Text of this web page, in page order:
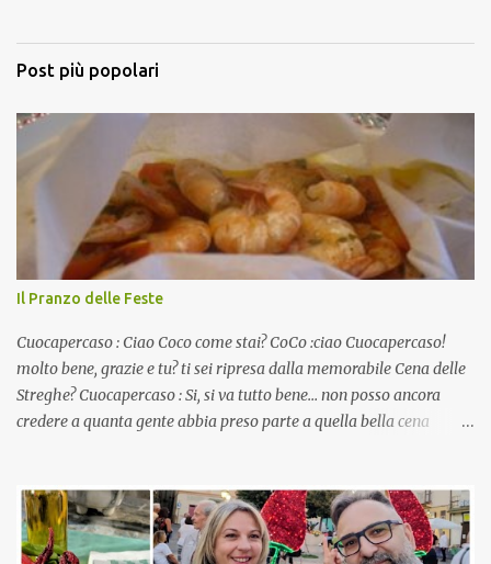
Post più popolari
Il Pranzo delle Feste
Cuocapercaso : Ciao Coco come stai? CoCo :ciao Cuocapercaso!
molto bene, grazie e tu? ti sei ripresa dalla memorabile Cena delle
Streghe? Cuocapercaso : Si, si va tutto bene… non posso ancora
credere a quanta gente abbia preso parte a quella bella cena
pranzo, racconta un po'! Perchè io avrò ospiti e cerco degli spunti...
Cuocapercaso : A dire il vero domenica prossima non preparo
nulla perché vado al Pranzo Aziendale di fine anno organizzato dai